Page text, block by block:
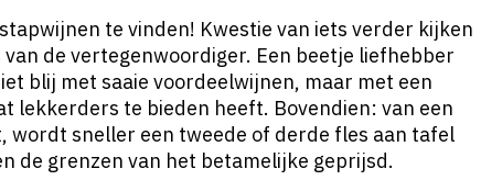
te vinden! Kwestie van iets verder kijken
de vertegenwoordiger. Een beetje liefhebber
blij met saaie voordeelwijnen, maar met een
lekkerders te bieden heeft. Bovendien: van een
wordt sneller een tweede of derde fles aan tafel
de grenzen van het betamelijke geprijsd.